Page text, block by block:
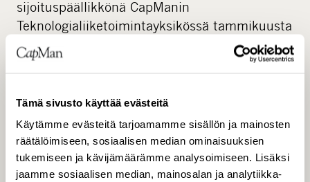
Tämä sivusto käyttää evästeitä
Käytämme evästeitä tarjoamamme sisällön ja mainosten
räätälöimiseen, sosiaalisen median ominaisuuksien
tukemiseen ja kävijämäärämme analysoimiseen. Lisäksi
jaamme sosiaalisen median, mainosalan ja analytiikka-
sijoituspäällikkönä CapManin
Teknologialiiketoimintayksikössä tammikuusta
2001. Hän siirtyi CapManin palvelukseen
pääomasijoitusyhtiö Zone AB:sta, jonka
toimi IT- ja telekommunikaatioalan
analyytikkona Handelsbankenissa sekä
yritysrahoituksen tehtävissä Andersen
Globalissa.